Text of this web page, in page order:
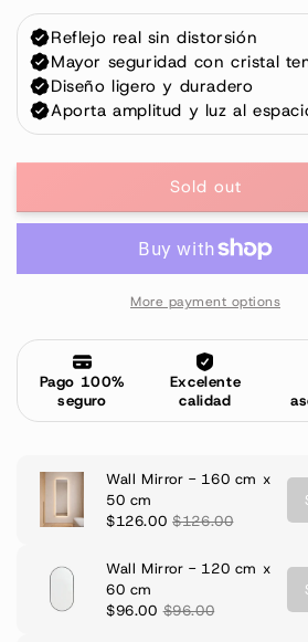
n
Sold out
More payment options